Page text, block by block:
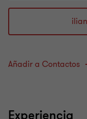
Añadir a Contactos